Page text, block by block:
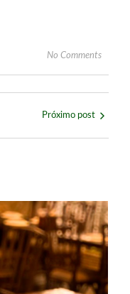
No Comments
Próximo post